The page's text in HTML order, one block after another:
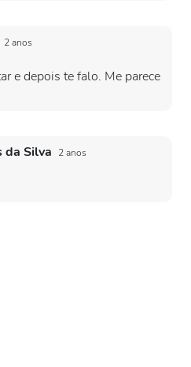
2 anos
e depois te falo. Me parece
da Silva 2 anos